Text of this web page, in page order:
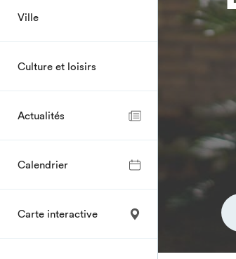
Ville
Culture et loisirs
Actualités
Calendrier
Carte interactive